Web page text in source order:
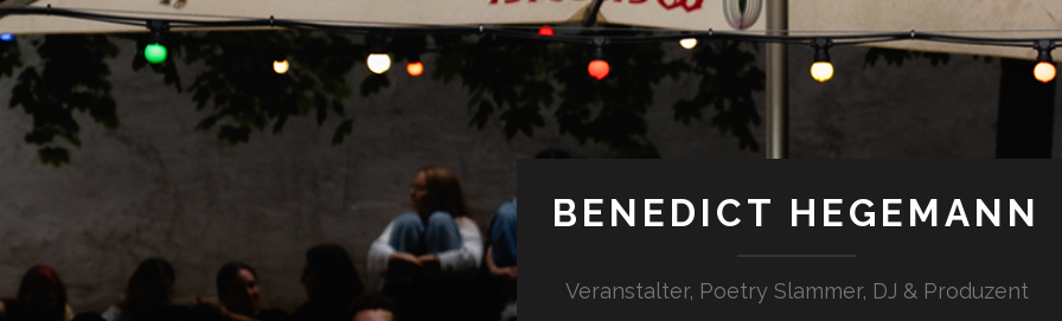
BENEDICT HEGEMANN
Veranstalter, Poetry Slammer, DJ & Produzent